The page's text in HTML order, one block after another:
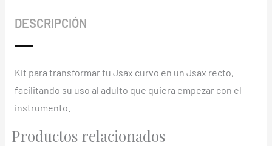
cantidad
DESCRIPCIÓN
Kit para transformar tu Jsax curvo en un Jsax recto,
facilitando su uso al adulto que quiera empezar con el
instrumento.
Productos relacionados